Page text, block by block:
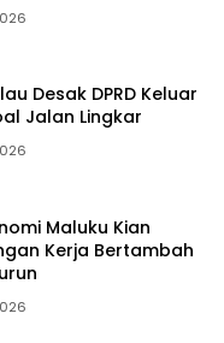
Desak DPRD Keluar
Jalan Lingkar
Maluku Kian
Kerja Bertambah